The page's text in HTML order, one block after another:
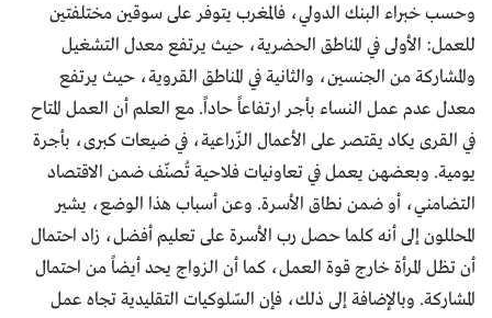
وحسب خبراء البنك الدولي، فالمغرب يتوفر على سوقين مختلفتين
للعمل: الأولى في المناطق الحضرية، حيث يرتفع معدل التشغيل
والمشاركة من الجنسين، والثانية في المناطق القروية، حيث يرتفع
معدل عدم عمل النساء بأجر ارتفاعاً حاداً. مع العلم أن العمل المتاح
في القرى يكاد يقتصر على الأعمال الزّراعية، في ضيعات كبرى، بأجرة
يومية. وبعضهن يعمل في تعاونيات فلاحية تُصنّف ضمن الاقتصاد
التضامني، أو ضمن نطاق الأسرة. وعن أسباب هذا الوضع، يشير
المحللون إلى أنه كلما حصل رب الأسرة على تعليم أفضل، زاد احتمال
أن تظل المرأة خارج قوة العمل، كما أن الزواج يحد أيضاً من احتمال
المشاركة. وبالإضافة إلى ذلك، فإن السّلوكيات التقليدية تجاه عمل